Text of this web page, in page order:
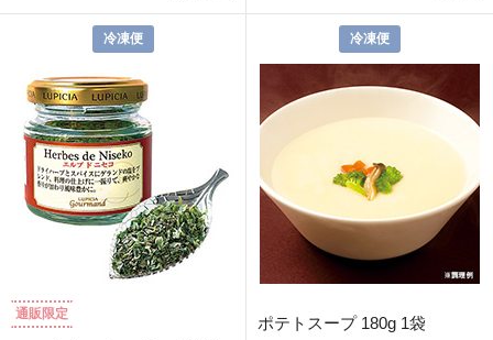
冷凍便
通販限定
冷凍便
ポテトスープ 180g 1袋